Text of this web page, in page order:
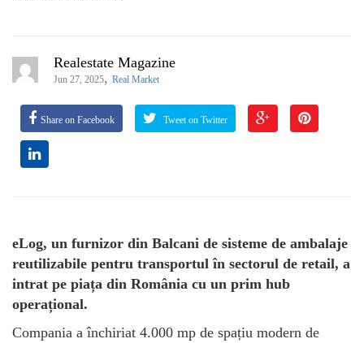
Realestate Magazine
Jun 27, 2025, Real Market
Share on Facebook Tweet on Twitter
eLog, un furnizor din Balcani de sisteme de ambalaje
reutilizabile pentru transportul în sectorul de retail, a
intrat pe piața din România cu un prim hub
operațional.
Compania a închiriat 4.000 mp de spațiu modern de